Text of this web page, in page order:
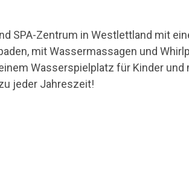
SPA-Zentrum in Westlettland mit
mit Wassermassagen und
Wasserspielplatz für Kinder und
jeder Jahreszeit!